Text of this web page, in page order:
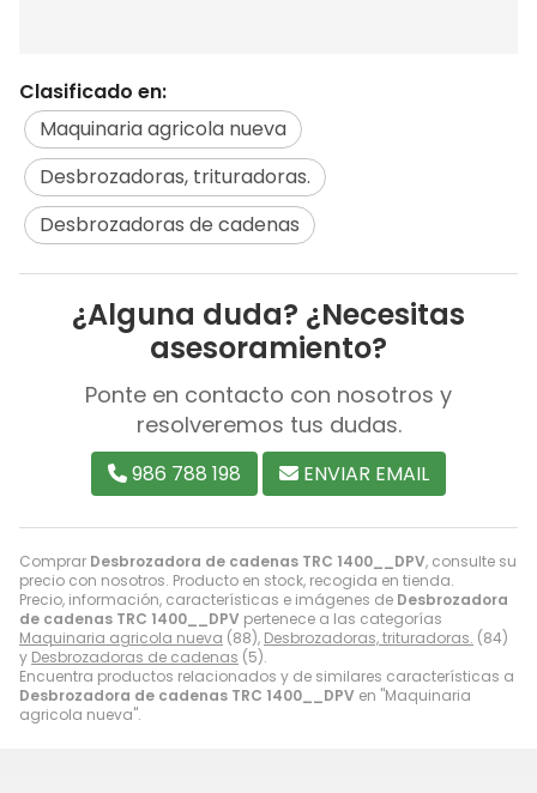
Comprar Desbrozadora de cadenas TRC 1400__DPV, consulte su
precio con nosotros. Producto en stock, recogida en tienda.
Precio, información, características e imágenes de Desbrozadora
de cadenas TRC 1400__DPV pertenece a las categorías
Maquinaria agricola nueva (88), Desbrozadoras, trituradoras. (84)
y Desbrozadoras de cadenas (5).
Encuentra productos relacionados y de similares características a
Desbrozadora de cadenas TRC 1400__DPV en "Maquinaria
agricola nueva".
Clasificado en:
Maquinaria agricola nueva
Desbrozadoras, trituradoras.
Desbrozadoras de cadenas
¿Alguna duda? ¿Necesitas
asesoramiento?
Ponte en contacto con nosotros y
resolveremos tus dudas.
986 788 198 ENVIAR EMAIL